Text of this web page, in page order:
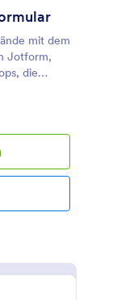
mit dem
Jotform,
die